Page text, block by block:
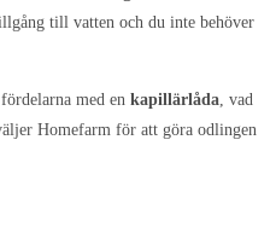
till vatten och du inte behöver
med en kapillärlåda , vad
Homefarm för att göra odlingen